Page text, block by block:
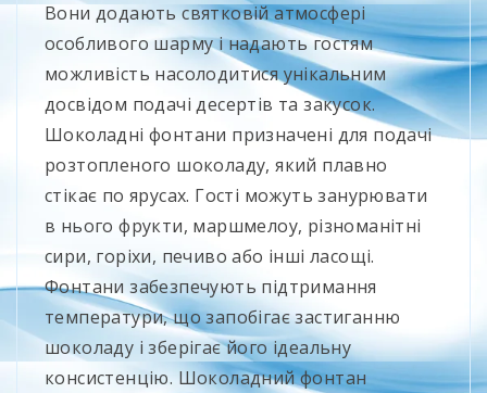
Вони додають святковій атмосфері
особливого шарму і надають гостям
можливість насолодитися унікальним
досвідом подачі десертів та закусок.
Шоколадні фонтани призначені для подачі
розтопленого шоколаду, який плавно
стікає по ярусах. Гості можуть занурювати
в нього фрукти, маршмелоу, різноманітні
сири, горіхи, печиво або інші ласощі.
Фонтани забезпечують підтримання
температури, що запобігає застиганню
шоколаду і зберігає його ідеальну
консистенцію. Шоколадний фонтан